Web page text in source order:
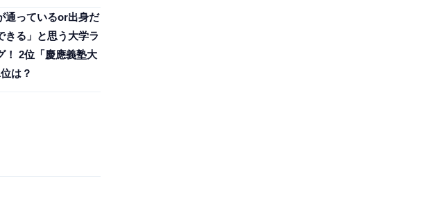
通っているor出身だ
きる」と思う大学ラ
！ 2位「慶應義塾大
は？